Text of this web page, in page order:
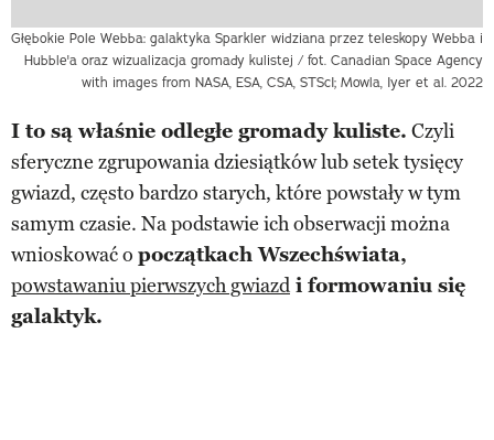
Głębokie Pole Webba: galaktyka Sparkler widziana przez teleskopy Webba i
Hubble'a oraz wizualizacja gromady kulistej / fot. Canadian Space Agency
with images from NASA, ESA, CSA, STScI; Mowla, Iyer et al. 2022
I to są właśnie odległe gromady kuliste. Czyli
sferyczne zgrupowania dziesiątków lub setek tysięcy
gwiazd, często bardzo starych, które powstały w tym
samym czasie. Na podstawie ich obserwacji można
wnioskować o początkach Wszechświata,
powstawaniu pierwszych gwiazd i formowaniu się
galaktyk.